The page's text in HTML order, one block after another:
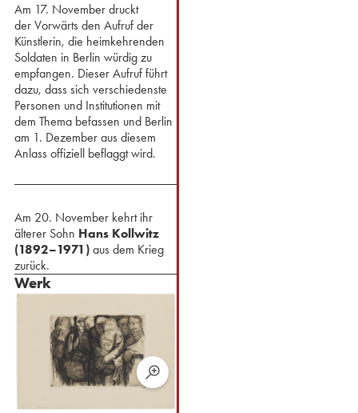
Am 17. November druckt
der Vorwärts den Aufruf der
Künstlerin, die heimkehrenden
Soldaten in Berlin würdig zu
empfangen. Dieser Aufruf führt
dazu, dass sich verschiedenste
Personen und Institutionen mit
dem Thema befassen und Berlin
am 1. Dezember aus diesem
Anlass offiziell beflaggt wird.
Am 20. November kehrt ihr
älterer Sohn Hans Kollwitz
(1892–1971)aus dem Krieg
zurück.
Werk